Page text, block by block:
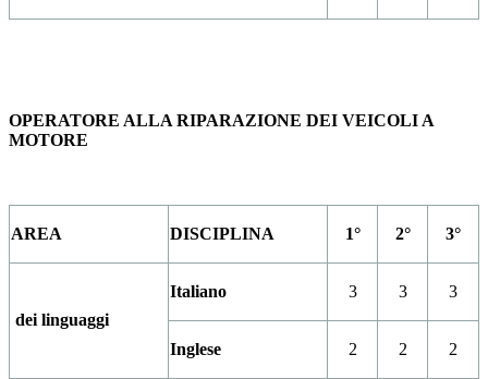
OPERATORE ALLA RIPARAZIONE DEI VEICOLI A
MOTORE
AREA DISCIPLINA 1° 2° 3°
dei linguaggi
Italiano 3 3 3
Inglese 2 2 2